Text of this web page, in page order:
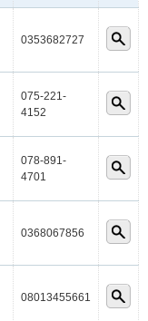
0353682727
075-221-
4152
078-891-
4701
0368067856
08013455661